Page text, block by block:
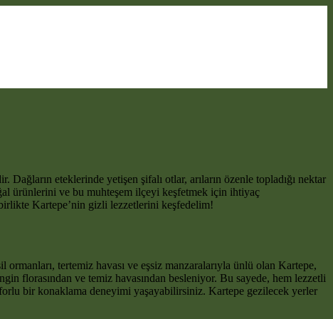
eteklerinde yetişen şifalı otlar, arıların özenle topladığı nektar
ürünlerini ve bu muhteşem ilçeyi keşfetmek için ihtiyaç
Kartepe’nin gizli lezzetlerini keşfedelim!
tertemiz havası ve eşsiz manzaralarıyla ünlü olan Kartepe,
florasından ve temiz havasından besleniyor. Bu sayede, hem lezzetli
bir konaklama deneyimi yaşayabilirsiniz. Kartepe gezilecek yerler